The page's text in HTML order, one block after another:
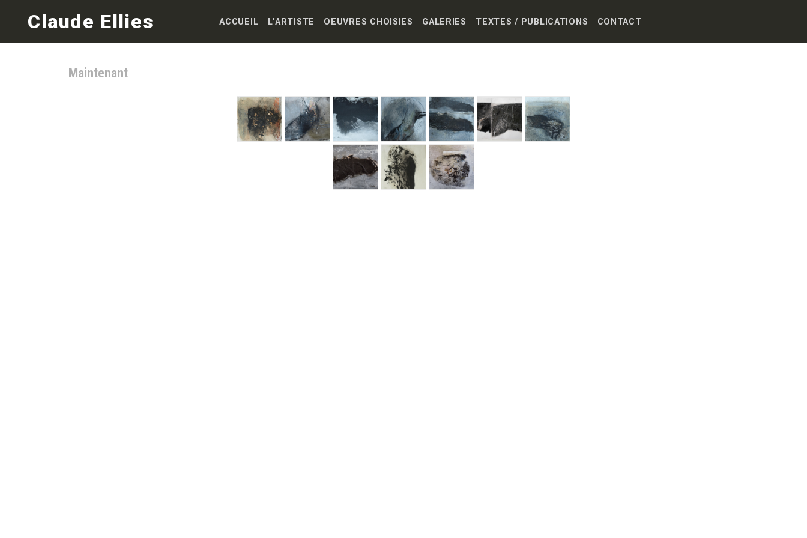
contentClaude Ellies ACCUEIL L’ARTISTE OEUVRES CHOISIES GALERIES TEXTES / PUBLICATIONS CONTACT
Maintenant